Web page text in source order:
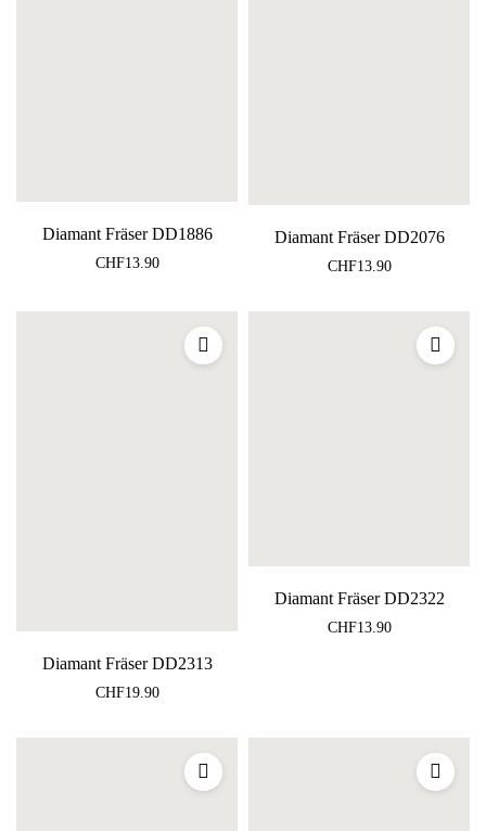
Diamant Fräser DD1886
CHF13.90
Diamant Fräser DD2076
CHF13.90
Diamant Fräser DD2313
CHF19.90
Diamant Fräser DD2322
CHF13.90